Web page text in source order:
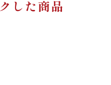
した商品